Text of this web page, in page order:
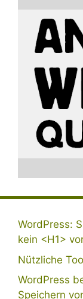
WordPress:
kein <H1>
Nützliche
WordPress
Speichern